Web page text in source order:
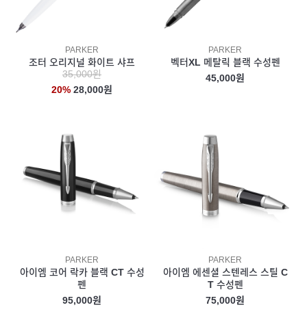
PARKER
조터 오리지널 화이트 샤프
35,000원
20% 28,000원
PARKER
벡터XL 메탈릭 블랙 수성펜
45,000원
PARKER
아이엠 코어 락카 블랙 CT 수성
펜
95,000원
PARKER
아이엠 에센셜 스텐레스 스틸 C
T 수성펜
75,000원